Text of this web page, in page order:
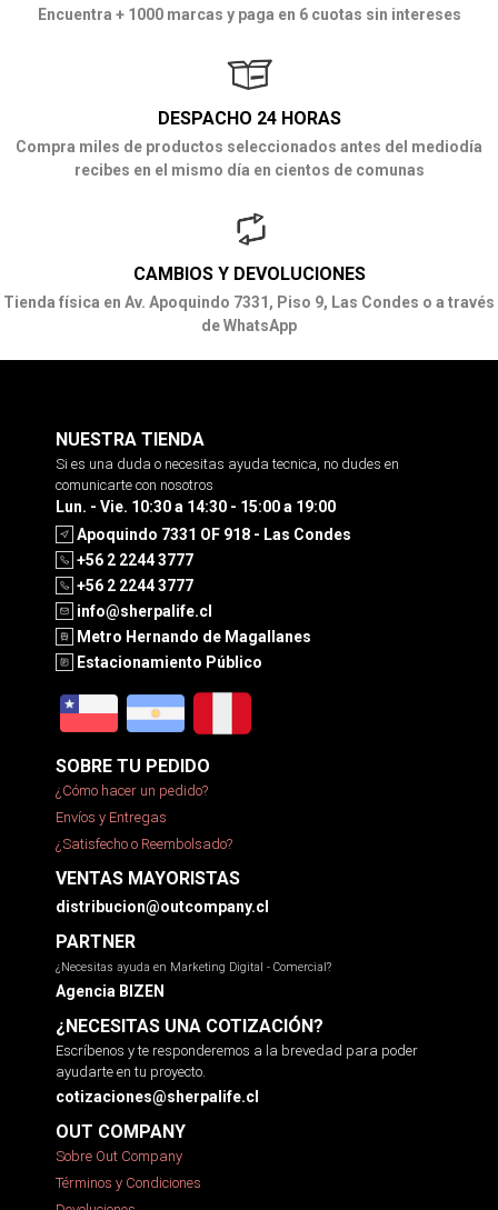
Encuentra + 1000 marcas y paga en 6 cuotas sin intereses
DESPACHO 24 HORAS
Compra miles de productos seleccionados antes del mediodía
recibes en el mismo día en cientos de comunas
CAMBIOS Y DEVOLUCIONES
Tienda física en Av. Apoquindo 7331, Piso 9, Las Condes o a través
de WhatsApp
NUESTRA TIENDA
Si es una duda o necesitas ayuda tecnica, no dudes en
comunicarte con nosotros
Lun. - Vie. 10:30 a 14:30 - 15:00 a 19:00
Apoquindo 7331 OF 918 - Las Condes
+56 2 2244 3777
+56 2 2244 3777
info@sherpalife.cl
Metro Hernando de Magallanes
Estacionamiento Público
SOBRE TU PEDIDO
¿Cómo hacer un pedido?
Envíos y Entregas
¿Satisfecho o Reembolsado?
VENTAS MAYORISTAS
distribucion@outcompany.cl
PARTNER
¿Necesitas ayuda en Marketing Digital - Comercial?
Agencia BIZEN
¿NECESITAS UNA COTIZACIÓN?
Escríbenos y te responderemos a la brevedad para poder
ayudarte en tu proyecto.
cotizaciones@sherpalife.cl
OUT COMPANY
Sobre Out Company
Términos y Condiciones